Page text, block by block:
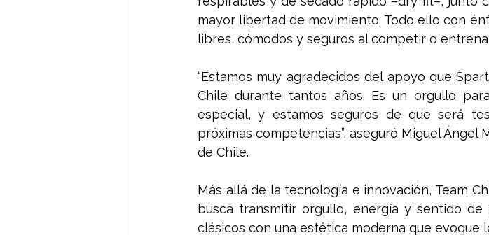
mayor libertad de movimiento. Todo ello con
libres, cómodos y seguros al competir o
“Estamos muy agradecidos del apoyo que
Chile durante tantos años. Es un orgullo
especial, y estamos seguros de que será
próximas competencias”, aseguró Miguel Ángel
de Chile.
Más allá de la tecnología e innovación, Team
busca transmitir orgullo, energía y sentido
clásicos con una estética moderna que evoque